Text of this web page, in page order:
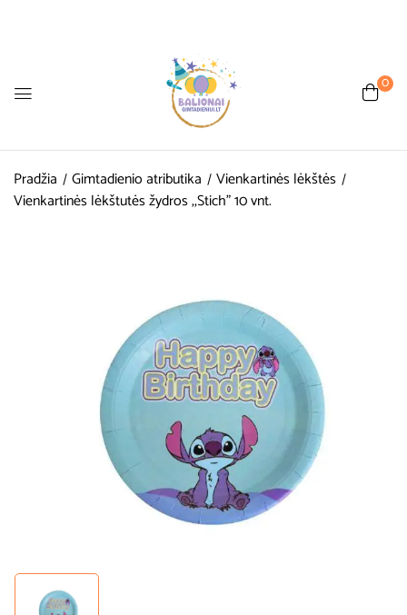
0
Pradžia Gimtadienio atributika
Vienkartinės lėkštės
Vienkartinės lėkštutės žydros ,,Stich” 10 vnt.